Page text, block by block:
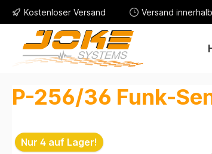
Kostenloser Versand Versand
P-256/36 Funk-
Nur 4 auf Lager!